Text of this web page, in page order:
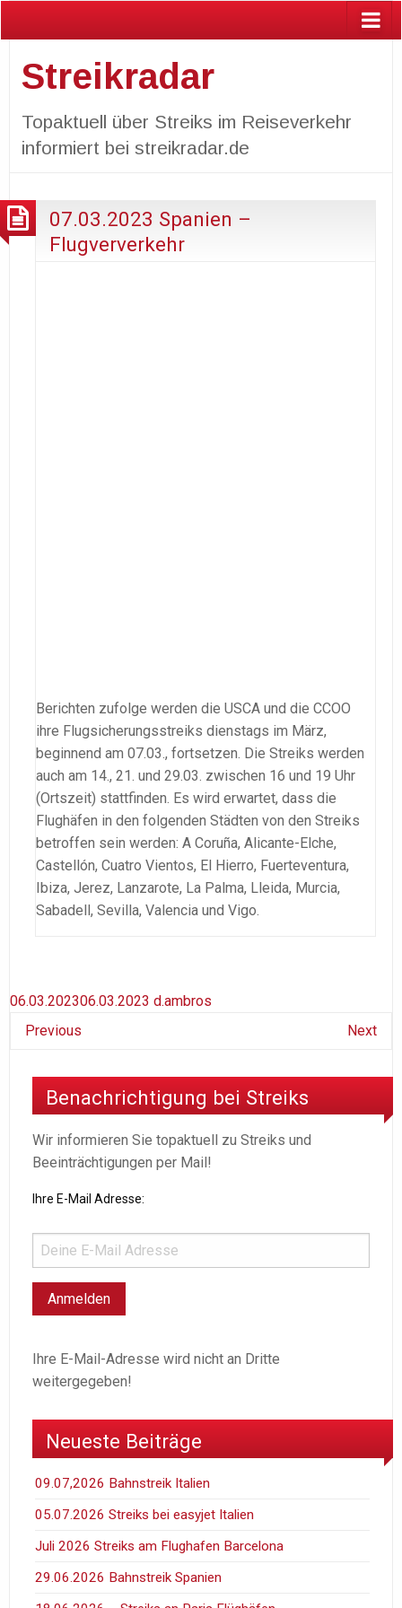
Streikradar
Topaktuell über Streiks im Reiseverkehr
informiert bei streikradar.de
07.03.2023 Spanien –
Flugververkehr
Berichten zufolge werden die USCA und die CCOO
ihre Flugsicherungsstreiks dienstags im März,
beginnend am 07.03., fortsetzen. Die Streiks werden
auch am 14., 21. und 29.03. zwischen 16 und 19 Uhr
(Ortszeit) stattfinden. Es wird erwartet, dass die
Flughäfen in den folgenden Städten von den Streiks
betroffen sein werden: A Coruña, Alicante-Elche,
Castellón, Cuatro Vientos, El Hierro, Fuerteventura,
Ibiza, Jerez, Lanzarote, La Palma, Lleida, Murcia,
Sabadell, Sevilla, Valencia und Vigo.
06.03.202306.03.2023 d.ambros
Previous
Next
Benachrichtigung bei Streiks
Wir informieren Sie topaktuell zu Streiks und
Beeinträchtigungen per Mail!
Ihre E-Mail Adresse:
Ihre E-Mail-Adresse wird nicht an Dritte
weitergegeben!
Neueste Beiträge
09.07,2026 Bahnstreik Italien
05.07.2026 Streiks bei easyjet Italien
Juli 2026 Streiks am Flughafen Barcelona
29.06.2026 Bahnstreik Spanien